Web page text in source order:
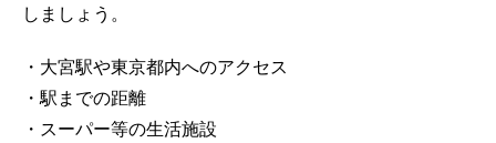
しましょう。
・大宮駅や東京都内へのアクセス
・駅までの距離
・スーパー等の生活施設